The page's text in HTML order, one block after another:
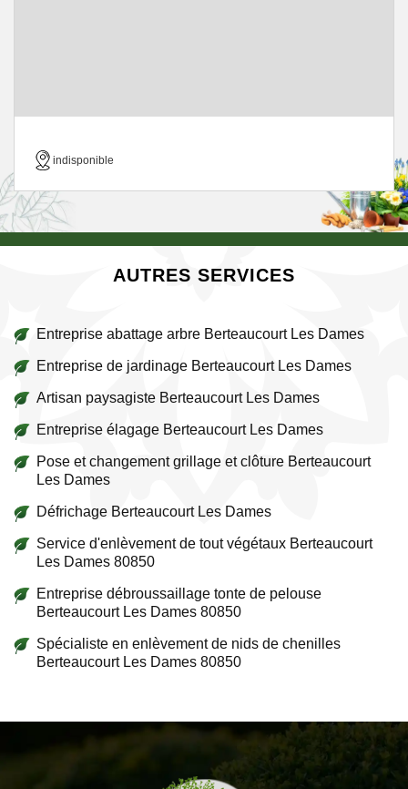
indisponible
AUTRES SERVICES
Entreprise abattage arbre Berteaucourt Les Dames
Entreprise de jardinage Berteaucourt Les Dames
Artisan paysagiste Berteaucourt Les Dames
Entreprise élagage Berteaucourt Les Dames
Pose et changement grillage et clôture Berteaucourt
Les Dames
Défrichage Berteaucourt Les Dames
Service d'enlèvement de tout végétaux Berteaucourt
Les Dames 80850
Entreprise débroussaillage tonte de pelouse
Berteaucourt Les Dames 80850
Spécialiste en enlèvement de nids de chenilles
Berteaucourt Les Dames 80850